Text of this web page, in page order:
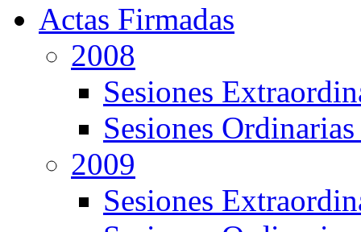
Actas Firmadas
2008
Sesiones
Sesiones
2009
Sesiones